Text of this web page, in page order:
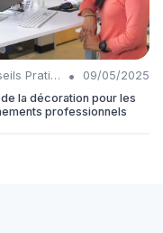
Conseils Pratiques •
09/05/2025
la décoration pour les
professionnels